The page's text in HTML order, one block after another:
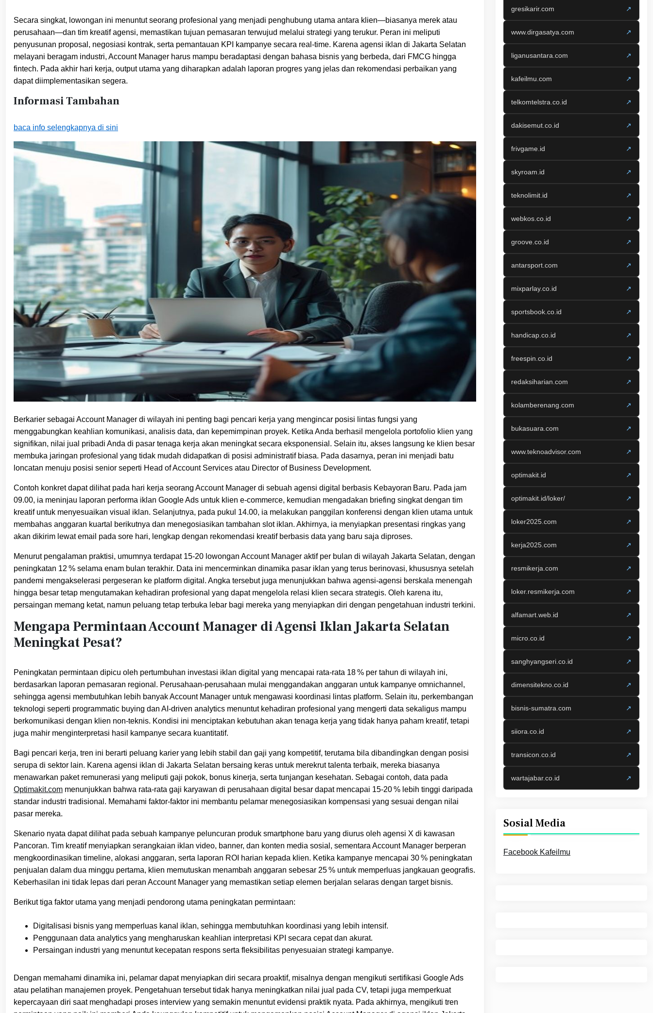
Secara singkat, lowongan ini menuntut seorang profesional yang menjadi penghubung utama antara klien—biasanya merek atau
perusahaan—dan tim kreatif agensi, memastikan tujuan pemasaran terwujud melalui strategi yang terukur. Peran ini meliputi
penyusunan proposal, negosiasi kontrak, serta pemantauan KPI kampanye secara real‑time. Karena agensi iklan di Jakarta Selatan
melayani beragam industri, Account Manager harus mampu beradaptasi dengan bahasa bisnis yang berbeda, dari FMCG hingga
fintech. Pada akhir hari kerja, output utama yang diharapkan adalah laporan progres yang jelas dan rekomendasi perbaikan yang
dapat diimplementasikan segera.
Informasi Tambahan
baca info selengkapnya di sini
Berkarier sebagai Account Manager di wilayah ini penting bagi pencari kerja yang mengincar posisi lintas fungsi yang
menggabungkan keahlian komunikasi, analisis data, dan kepemimpinan proyek. Ketika Anda berhasil mengelola portofolio klien yang
signifikan, nilai jual pribadi Anda di pasar tenaga kerja akan meningkat secara eksponensial. Selain itu, akses langsung ke klien besar
membuka jaringan profesional yang tidak mudah didapatkan di posisi administratif biasa. Pada dasarnya, peran ini menjadi batu
loncatan menuju posisi senior seperti Head of Account Services atau Director of Business Development.
Contoh konkret dapat dilihat pada hari kerja seorang Account Manager di sebuah agensi digital berbasis Kebayoran Baru. Pada jam
09.00, ia meninjau laporan performa iklan Google Ads untuk klien e‑commerce, kemudian mengadakan briefing singkat dengan tim
kreatif untuk menyesuaikan visual iklan. Selanjutnya, pada pukul 14.00, ia melakukan panggilan konferensi dengan klien utama untuk
membahas anggaran kuartal berikutnya dan menegosiasikan tambahan slot iklan. Akhirnya, ia menyiapkan presentasi ringkas yang
akan dikirim lewat email pada sore hari, lengkap dengan rekomendasi kreatif berbasis data yang baru saja diproses.
Menurut pengalaman praktisi, umumnya terdapat 15‑20 lowongan Account Manager aktif per bulan di wilayah Jakarta Selatan, dengan
peningkatan 12 % selama enam bulan terakhir. Data ini mencerminkan dinamika pasar iklan yang terus berinovasi, khususnya setelah
pandemi mengakselerasi pergeseran ke platform digital. Angka tersebut juga menunjukkan bahwa agensi-agensi berskala menengah
hingga besar tetap mengutamakan kehadiran profesional yang dapat mengelola relasi klien secara strategis. Oleh karena itu,
persaingan memang ketat, namun peluang tetap terbuka lebar bagi mereka yang menyiapkan diri dengan pengetahuan industri terkini.
Mengapa Permintaan Account Manager di Agensi Iklan Jakarta Selatan
Meningkat Pesat?
Peningkatan permintaan dipicu oleh pertumbuhan investasi iklan digital yang mencapai rata‑rata 18 % per tahun di wilayah ini,
berdasarkan laporan pemasaran regional. Perusahaan-perusahaan mulai menggandakan anggaran untuk kampanye omnichannel,
sehingga agensi membutuhkan lebih banyak Account Manager untuk mengawasi koordinasi lintas platform. Selain itu, perkembangan
teknologi seperti programmatic buying dan AI‑driven analytics menuntut kehadiran profesional yang mengerti data sekaligus mampu
berkomunikasi dengan klien non‑teknis. Kondisi ini menciptakan kebutuhan akan tenaga kerja yang tidak hanya paham kreatif, tetapi
juga mahir menginterpretasi hasil kampanye secara kuantitatif.
Bagi pencari kerja, tren ini berarti peluang karier yang lebih stabil dan gaji yang kompetitif, terutama bila dibandingkan dengan posisi
serupa di sektor lain. Karena agensi iklan di Jakarta Selatan bersaing keras untuk merekrut talenta terbaik, mereka biasanya
menawarkan paket remunerasi yang meliputi gaji pokok, bonus kinerja, serta tunjangan kesehatan. Sebagai contoh, data pada
Optimakit.com menunjukkan bahwa rata‑rata gaji karyawan di perusahaan digital besar dapat mencapai 15‑20 % lebih tinggi daripada
standar industri tradisional. Memahami faktor‑faktor ini membantu pelamar menegosiasikan kompensasi yang sesuai dengan nilai
pasar mereka.
Skenario nyata dapat dilihat pada sebuah kampanye peluncuran produk smartphone baru yang diurus oleh agensi X di kawasan
Pancoran. Tim kreatif menyiapkan serangkaian iklan video, banner, dan konten media sosial, sementara Account Manager berperan
mengkoordinasikan timeline, alokasi anggaran, serta laporan ROI harian kepada klien. Ketika kampanye mencapai 30 % peningkatan
penjualan dalam dua minggu pertama, klien memutuskan menambah anggaran sebesar 25 % untuk memperluas jangkauan geografis.
Keberhasilan ini tidak lepas dari peran Account Manager yang memastikan setiap elemen berjalan selaras dengan target bisnis.
Berikut tiga faktor utama yang menjadi pendorong utama peningkatan permintaan:
Digitalisasi bisnis yang memperluas kanal iklan, sehingga membutuhkan koordinasi yang lebih intensif.
Penggunaan data analytics yang mengharuskan keahlian interpretasi KPI secara cepat dan akurat.
Persaingan industri yang menuntut kecepatan respons serta fleksibilitas penyesuaian strategi kampanye.
Dengan memahami dinamika ini, pelamar dapat menyiapkan diri secara proaktif, misalnya dengan mengikuti sertifikasi Google Ads
atau pelatihan manajemen proyek. Pengetahuan tersebut tidak hanya meningkatkan nilai jual pada CV, tetapi juga memperkuat
kepercayaan diri saat menghadapi proses interview yang semakin menuntut evidensi praktik nyata. Pada akhirnya, mengikuti tren
gresikarir.com ↗
www.dirgasatya.com ↗
liganusantara.com ↗
kafeilmu.com ↗
telkomtelstra.co.id ↗
dakisemut.co.id ↗
frivgame.id ↗
skyroam.id ↗
teknolimit.id ↗
webkos.co.id ↗
groove.co.id ↗
antarsport.com ↗
mixparlay.co.id ↗
sportsbook.co.id ↗
handicap.co.id ↗
freespin.co.id ↗
redaksiharian.com ↗
kolamberenang.com ↗
bukasuara.com ↗
www.teknoadvisor.com ↗
optimakit.id ↗
optimakit.id/loker/ ↗
loker2025.com ↗
kerja2025.com ↗
resmikerja.com ↗
loker.resmikerja.com ↗
alfamart.web.id ↗
micro.co.id ↗
sanghyangseri.co.id ↗
dimensitekno.co.id ↗
bisnis-sumatra.com ↗
siiora.co.id ↗
transicon.co.id ↗
wartajabar.co.id ↗
Sosial Media
Facebook Kafeilmu